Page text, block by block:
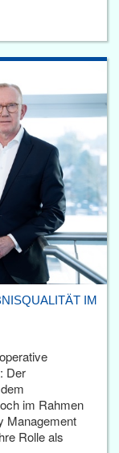
IM
Der
im Rahmen
Management
Rolle als